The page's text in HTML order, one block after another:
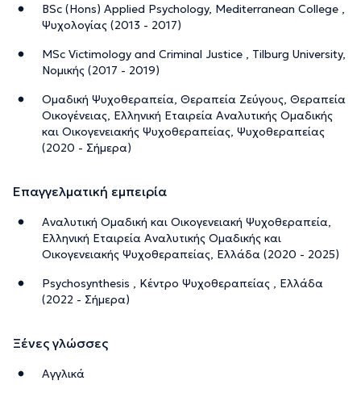
BSc (Hons) Applied Psychology, Mediterranean College ,
Ψυχολογίας (2013 - 2017)
MSc Victimology and Criminal Justice , Tilburg University,
Νομικής (2017 - 2019)
Ομαδική Ψυχοθεραπεία, Θεραπεία Ζεύγους, Θεραπεία
Οικογένειας, Ελληνική Εταιρεία Αναλυτικής Ομαδικής
και Οικογενειακής Ψυχοθεραπείας, Ψυχοθεραπείας
(2020 - Σήμερα)
Επαγγελματική εμπειρία
Αναλυτική Ομαδική και Οικογενειακή Ψυχοθεραπεία,
Ελληνική Εταιρεία Αναλυτικής Ομαδικής και
Οικογενειακής Ψυχοθεραπείας, Ελλάδα (2020 - 2025)
Psychosynthesis , Κέντρο Ψυχοθεραπείας , Ελλάδα
(2022 - Σήμερα)
Ξένες γλώσσες
Αγγλικά